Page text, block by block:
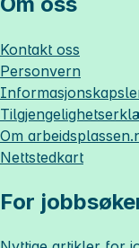
Kontakt oss
Personvern
Om
Nettstedkart
For